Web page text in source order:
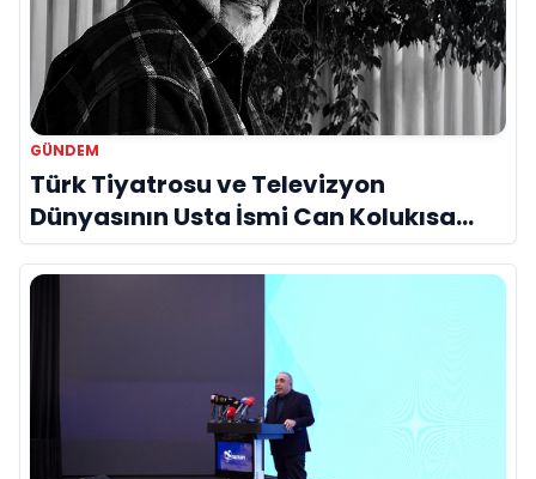
GÜNDEM
Türk Tiyatrosu ve Televizyon
Dünyasının Usta İsmi Can Kolukısa
Hayatını Kaybetti